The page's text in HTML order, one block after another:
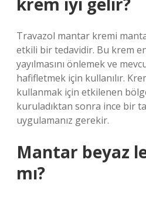
Travazol mantar kremi
etkili bir tedavidir. Bu krem
yayılmasını önlemek ve
hafifletmek için kullanılır.
kullanmak için etkilenen
kuruladıktan sonra ince bir
uygulamanız gerekir.
Mantar beyaz
mı?